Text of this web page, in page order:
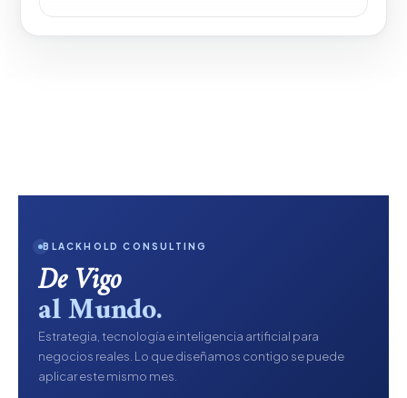
BLACKHOLD CONSULTING
De Vigo
al Mundo.
Estrategia, tecnología e inteligencia artificial para
negocios reales. Lo que diseñamos contigo se puede
aplicar este mismo mes.